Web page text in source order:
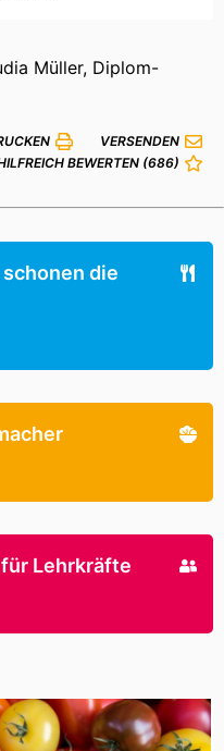
Müller, Diplom-
VERSENDEN
BEWERTEN (686)
die
Lehrkräfte